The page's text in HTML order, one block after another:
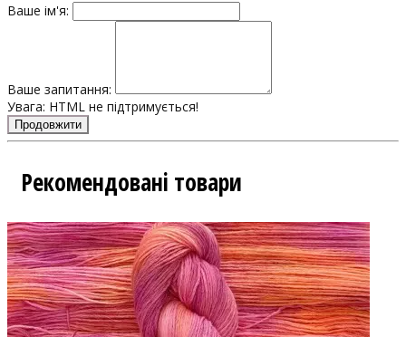
Ваше ім'я:
Ваше запитання:
Увага: HTML не підтримується!
Продовжити
Рекомендовані товари